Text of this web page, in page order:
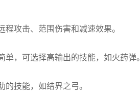
攻击、范围伤害和减速效果。
，可选择高输出的技能，如火药弹。
技能，如结界之弓。